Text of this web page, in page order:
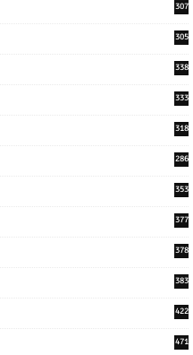
307
305
338
333
318
286
353
377
378
383
422
471